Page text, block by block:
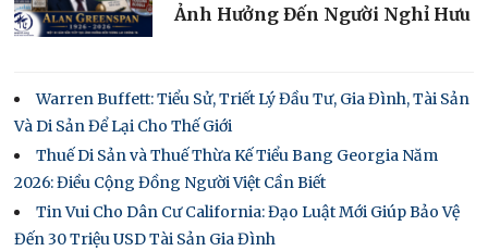
Ảnh Hưởng Đến Người Nghỉ Hưu
Warren Buffett: Tiểu Sử, Triết Lý Đầu Tư, Gia Đình, Tài Sản
Và Di Sản Để Lại Cho Thế Giới
Thuế Di Sản và Thuế Thừa Kế Tiểu Bang Georgia Năm
2026: Điều Cộng Đồng Người Việt Cần Biết
Tin Vui Cho Dân Cư California: Đạo Luật Mới Giúp Bảo Vệ
Đến 30 Triệu USD Tài Sản Gia Đình